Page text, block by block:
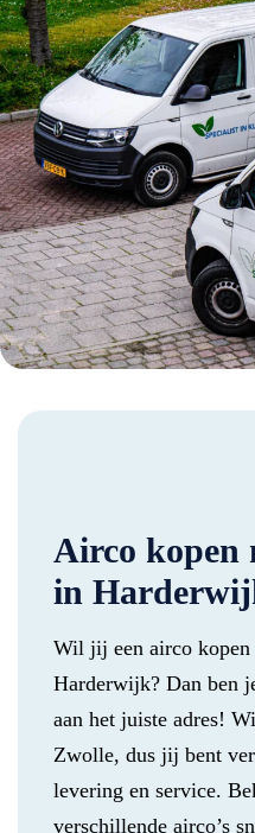
Airco kopen
in
Wil jij een airco
Harderwijk? Dan ben
aan het juiste adres!
Zwolle, dus jij bent
levering en service.
verschillende airco’s